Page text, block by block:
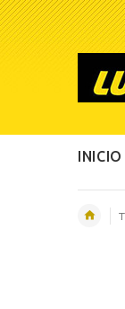
INICIO